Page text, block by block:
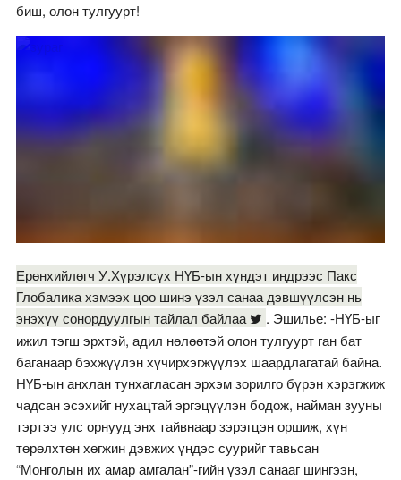
биш, олон тулгуурт!
Ерөнхийлөгч У.Хүрэлсүх НҮБ-ын хүндэт индрээс Пакс
Глобалика хэмээх цоо шинэ үзэл санаа дэвшүүлсэн нь
энэхүү сонордуулгын тайлал байлаа
. Эшилье: -НҮБ-ыг
ижил тэгш эрхтэй, адил нөлөөтэй олон тулгуурт ган бат
баганаар бэхжүүлэн хүчирхэгжүүлэх шаардлагатай байна.
НҮБ-ын анхлан тунхагласан эрхэм зорилго бүрэн хэрэгжиж
чадсан эсэхийг нухацтай эргэцүүлэн бодож, найман зууны
тэртээ улс орнууд энх тайвнаар зэрэгцэн оршиж, хүн
төрөлхтөн хөгжин дэвжих үндэс суурийг тавьсан
“Монголын их амар амгалан”-гийн үзэл санааг шингээн,